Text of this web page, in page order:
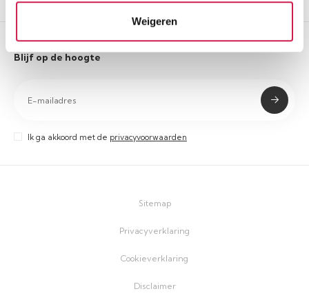
Weigeren
Blijf op de hoogte
Ik ga akkoord met de privacyvoorwaarden
Sitemap
Privacyverklaring
Cookieverklaring
Disclaimer